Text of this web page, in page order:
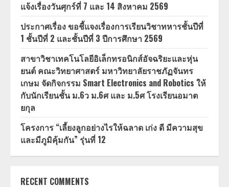
แจ้งเรื่องวันศุกร์ที่ 7 และ 14 สิงหาคม 2569
ประกาศเรื่อง ขอชี้แจงเรื่องการเรียนวิชาทหารชั้นปีที่
1 ชั้นปีที่ 2 และชั้นปีที่ 3 ปีการศึกษา 2569
สาขาวิชาเทคโนโลยีอิเล็กทรอนิกส์อัจฉริยะและหุ่น
ยนต์ คณะวิทยาศาสตร์ มหาวิทยาลัยราชภัฏจันทร
เกษม จัดกิจกรรม Smart Electronics and Robotics ให้
กับนักเรียนชั้น ม.6ว ม.6ศ และ ม.5ศ โรงเรียนอมาต
ยกุล
โครงการ “เลี้ยงลูกอย่างไรให้ฉลาด เก่ง ดี มีความสุข
และมีภูมิคุ้มกัน” รุ่นที่ 12
RECENT COMMENTS